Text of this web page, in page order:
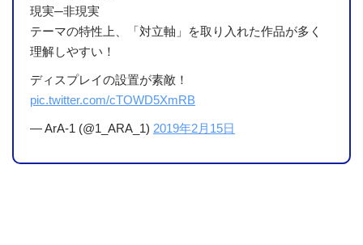
現実─非現実
テーマの特性上、「対立軸」を取り入れた作品が多く
理解しやすい！
ディスプレイの設置が素敵！
pic.twitter.com/cTOWD5XmRB
— ArA-1 (@1_ARA_1) 2019年2月15日